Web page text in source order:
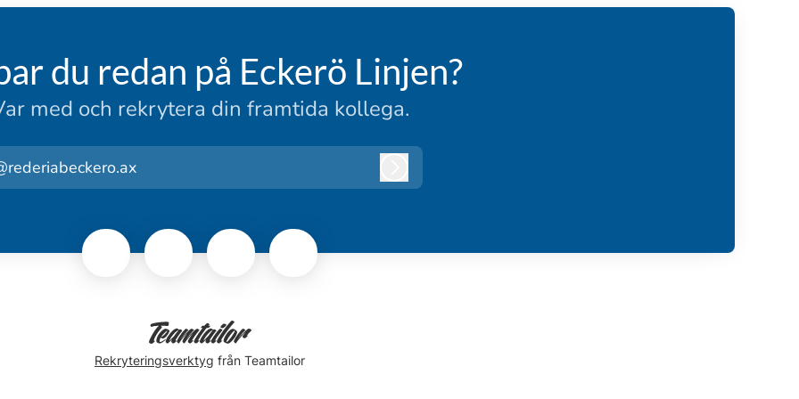
du redan på Eckerö Linjen?
med och rekrytera din framtida kollega.
Rekryteringsverktyg från Teamtailor